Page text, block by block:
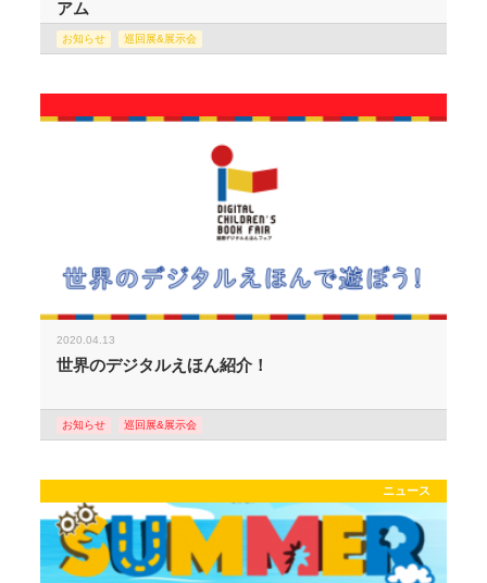
アム
お知らせ 巡回展&展示会
2020.04.13
世界のデジタルえほん紹介！
お知らせ 巡回展&展示会
ニュース